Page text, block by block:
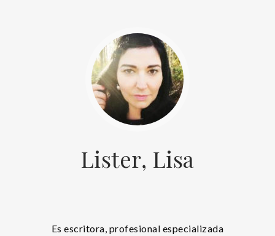
Lister, Lisa
Es escritora, profesional especializada